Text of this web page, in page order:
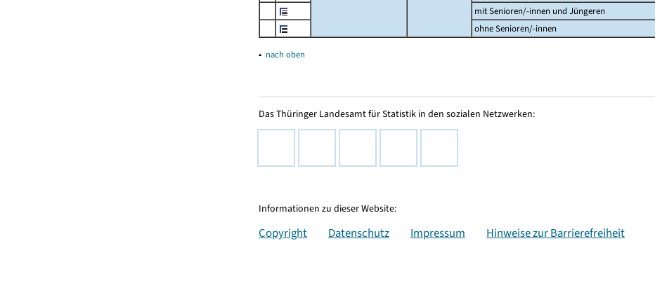
mit Senioren/-innen und Jüngeren
ohne Senioren/-innen
▴ nach oben
Das Thüringer Landesamt für Statistik in den sozialen Netzwerken:
Informationen zu dieser Website:
Copyright Datenschutz Impressum Hinweise zur Barrierefreiheit